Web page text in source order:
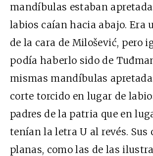
mandíbulas estaban
labios caían hacia abajo. Era
de la cara de Milošević, pero
podía haberlo sido de
mismas mandíbulas
corte torcido en lugar de
padres de la patria que en
tenían la letra U al revés. Sus
planas, como las de las